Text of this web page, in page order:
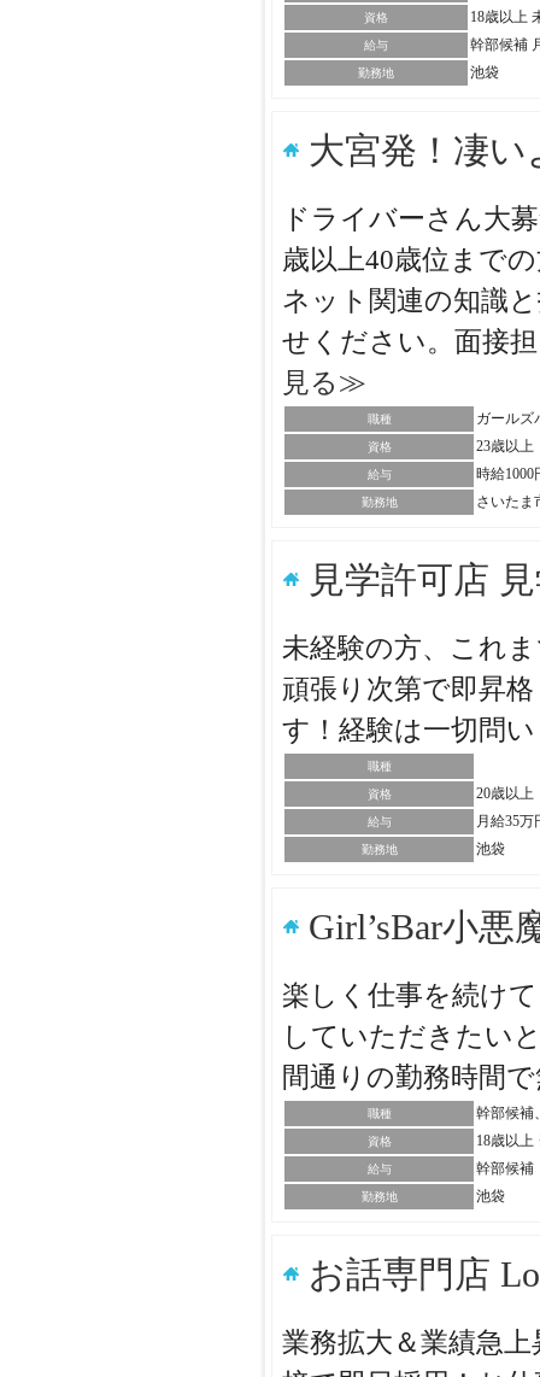
資格 18歳以上
給与 幹部候補
勤務地 池袋
大宮発！凄
ドライバーさん大
歳以上40歳位まで
ネット関連の知識
せください。面接
見る≫
職種 ガールズ
資格 23歳以上
給与 時給1000
勤務地 さいたま
見学許可店
未経験の方、これ
頑張り次第で即昇
す！経験は一切問
職種
資格 20歳以
給与 月給35万
勤務地 池袋
Girl’sBar小悪
楽しく仕事を続け
していただきたい
間通りの勤務時間
職種 幹部候補
資格 18歳以
給与 幹部候補
勤務地 池袋
お話専門店
業務拡大＆業績急